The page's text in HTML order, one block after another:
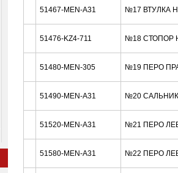
51467-MEN-A31 №17 ВТУЛКА
51476-KZ4-711 №18 СТОПОР
51480-MEN-305 №19 ПЕРО
51490-MEN-A31 №20
51520-MEN-A31 №21 ПЕРО
51580-MEN-A31 №22 ПЕРО